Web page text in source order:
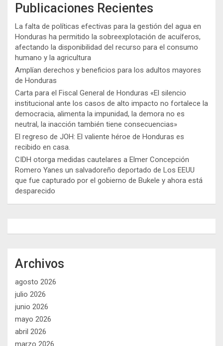
Publicaciones Recientes
La falta de políticas efectivas para la gestión del agua en
Honduras ha permitido la sobreexplotación de acuíferos,
afectando la disponibilidad del recurso para el consumo
humano y la agricultura
Amplían derechos y beneficios para los adultos mayores
de Honduras
Carta para el Fiscal General de Honduras «El silencio
institucional ante los casos de alto impacto no fortalece la
democracia, alimenta la impunidad, la demora no es
neutral, la inacción también tiene consecuencias»
El regreso de JOH: El valiente héroe de Honduras es
recibido en casa.
CIDH otorga medidas cautelares a Elmer Concepción
Romero Yanes un salvadoreño deportado de Los EEUU
que fue capturado por el gobierno de Bukele y ahora está
desparecido
Archivos
agosto 2026
julio 2026
junio 2026
mayo 2026
abril 2026
marzo 2026